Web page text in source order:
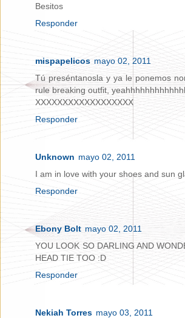
Besitos
Responder
mispapelicos mayo 02, 2011
Tú preséntanosla y ya le ponemos
rule breaking outfit,
XXXXXXXXXXXXXXXXXX
Responder
Unknown mayo 02, 2011
I am in love with your shoes and sun
Responder
Ebony Bolt mayo 02, 2011
YOU LOOK SO DARLING AND
HEAD TIE TOO :D
Responder
Nekiah Torres mayo 03, 2011